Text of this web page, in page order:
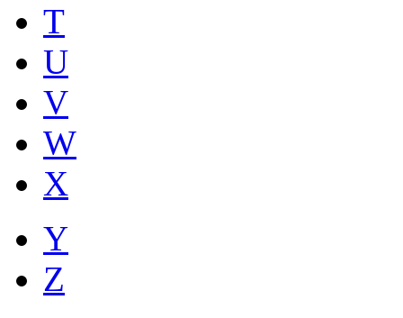
T
U
V
W
X
Y
Z